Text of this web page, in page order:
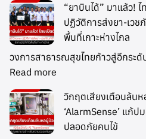
“ยาบินได้” มาแล้ว!
ปฏิวัติการส่งยา-เวช
พื้นที่เกาะห่างไกล
วงการสาธารณสุขไทยก้าวสู่อีกระดั
Read more
วิกฤตเสียงเตือนล้น
‘AlarmSense’ แก้
ปลอดภัยคนไข้